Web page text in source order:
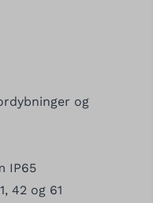
og
IP65
42 og 61